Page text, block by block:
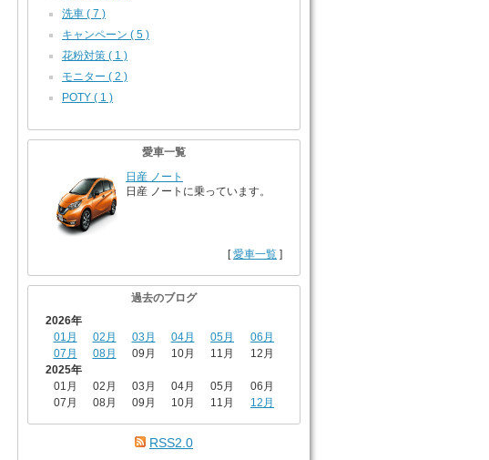
洗車 ( 7 )
キャンペーン ( 5 )
花粉対策 ( 1 )
モニター ( 2 )
POTY ( 1 )
愛車一覧
日産 ノート
日産 ノートに乗っています。
[愛車一覧 ]
過去のブログ
2026年
01月
02月 03月 04月 05月
06月
07月
08月 09月 10月 11月
12月
2025年
01月
02月 03月 04月 05月
06月
07月
08月 09月 10月 11月 12月
RSS2.0